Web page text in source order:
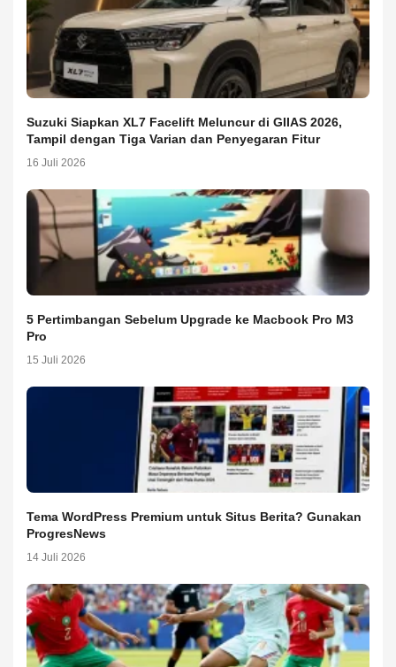
Suzuki Siapkan XL7 Facelift Meluncur di GIIAS 2026,
Tampil dengan Tiga Varian dan Penyegaran Fitur
16 Juli 2026
5 Pertimbangan Sebelum Upgrade ke Macbook Pro M3
Pro
15 Juli 2026
Tema WordPress Premium untuk Situs Berita? Gunakan
ProgresNews
14 Juli 2026